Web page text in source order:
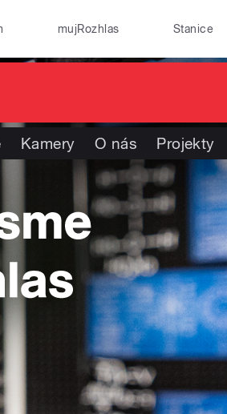
mujRozhlas Stanice
Kamery O nás Projekty